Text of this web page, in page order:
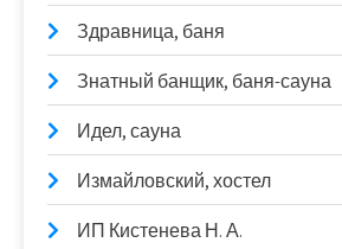
Здравница, баня
Знатный банщик, баня-сауна
Идел, сауна
Измайловский, хостел
ИП Кистенева Н. А.